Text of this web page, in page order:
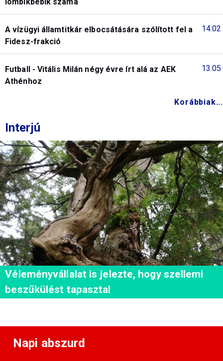
14:02
A vízügyi államtitkár elbocsátására szólított fel a
Fidesz-frakció
13:05
Futball - Vitális Milán négy évre írt alá az AEK
Athénhoz
Korábbiak...
Interjú
Véleményvállalat is jelezte, hogy szellemi
beszűkülést tapasztal
Napi abszurd